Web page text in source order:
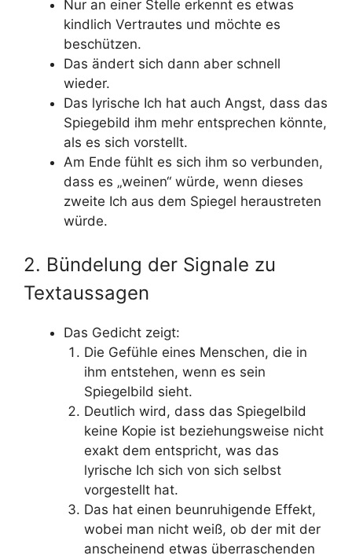
Nur an einer Stelle erkennt es etwas
kindlich Vertrautes und möchte es
beschützen.
Das ändert sich dann aber schnell
wieder.
Das lyrische Ich hat auch Angst, dass das
Spiegebild ihm mehr entsprechen könnte,
als es sich vorstellt.
Am Ende fühlt es sich ihm so verbunden,
dass es „weinen“ würde, wenn dieses
zweite Ich aus dem Spiegel heraustreten
würde.
2. Bündelung der Signale zu
Textaussagen
Das Gedicht zeigt:
Die Gefühle eines Menschen, die in
ihm entstehen, wenn es sein
Spiegelbild sieht.
Deutlich wird, dass das Spiegelbild
keine Kopie ist beziehungsweise nicht
exakt dem entspricht, was das
lyrische Ich sich von sich selbst
vorgestellt hat.
Das hat einen beunruhigende Effekt,
wobei man nicht weiß, ob der mit der
anscheinend etwas überraschenden